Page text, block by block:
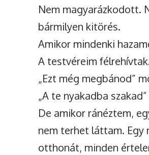
Nem magyarázkodott.
bármilyen kitörés.
Amikor mindenki
A testvéreim
„Ezt még megbánod”
„A te nyakadba
De amikor ránéztem,
nem terhet láttam. Egy
otthonát, minden